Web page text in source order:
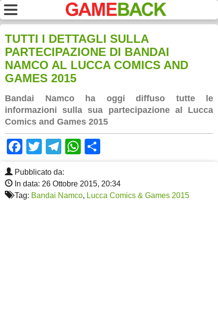
TUTTI I DETTAGLI SULLA
PARTECIPAZIONE DI BANDAI
NAMCO AL LUCCA COMICS AND
GAMES 2015
Bandai Namco ha oggi diffuso tutte le
informazioni sulla sua partecipazione al Lucca
Comics and Games 2015
Facebook
TwitterTelegram
WhatsApp
Pubblicato da:
In data: 26 Ottobre 2015, 20:34
Tag: Bandai Namco, Lucca Comics & Games 2015